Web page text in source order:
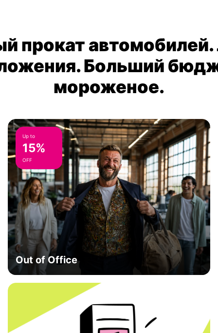
прокат
Больший
мороженое.
Up to
15%
OFF
Out of Office